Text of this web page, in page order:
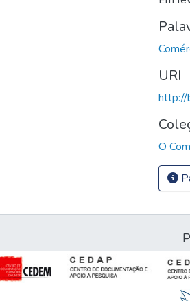
URI
http://
O